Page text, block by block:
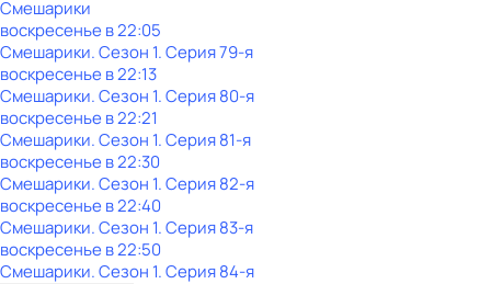
Смешарики
воскресенье в22:05
Смешарики. Сезон 1. Серия 79-я
воскресенье в22:13
Смешарики. Сезон 1. Серия 80-я
воскресенье в22:21
Смешарики. Сезон 1. Серия 81-я
воскресенье в22:30
Смешарики. Сезон 1. Серия 82-я
воскресенье в22:40
Смешарики. Сезон 1. Серия 83-я
воскресенье в22:50
Смешарики. Сезон 1. Серия 84-я